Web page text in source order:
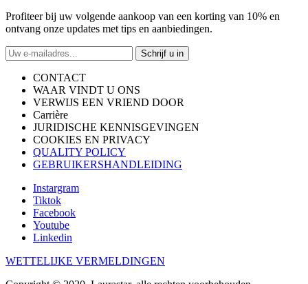
Profiteer bij uw volgende aankoop van een korting van 10% en
ontvang onze updates met tips en aanbiedingen.
Schrijf u in
CONTACT
WAAR VINDT U ONS
VERWIJS EEN VRIEND DOOR
Carrière
JURIDISCHE KENNISGEVINGEN
COOKIES EN PRIVACY
QUALITY POLICY
GEBRUIKERSHANDLEIDING
Instargram
Tiktok
Facebook
Youtube
Linkedin
WETTELIJKE VERMELDINGEN